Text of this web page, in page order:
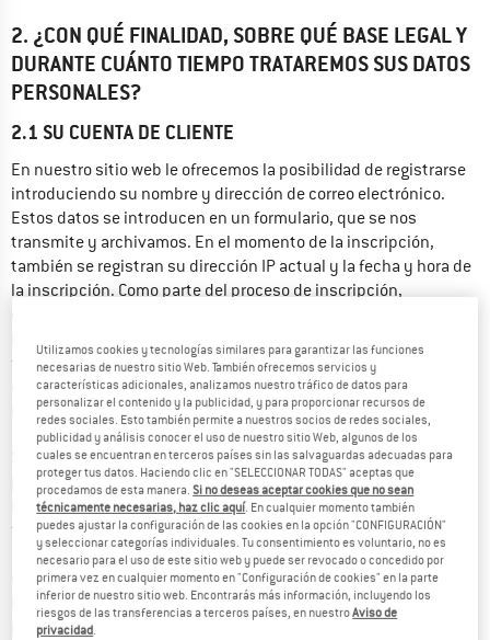
2. ¿CON QUÉ FINALIDAD, SOBRE QUÉ BASE LEGAL Y
DURANTE CUÁNTO TIEMPO TRATAREMOS SUS DATOS
PERSONALES?
2.1 SU CUENTA DE CLIENTE
En nuestro sitio web le ofrecemos la posibilidad de registrarse
introduciendo su nombre y dirección de correo electrónico.
Estos datos se introducen en un formulario, que se nos
transmite y archivamos. En el momento de la inscripción,
también se registran su dirección IP actual y la fecha y hora de
la inscripción. Como parte del proceso de inscripción,
datos. En la cuenta de cliente tiene a su disposición diversas
funciones y servicios. Sin embargo, no es obligatorio crear una
cuenta de usuario para realizar un pedido. También es posible
realizar pedidos a través de la "Función de invitado".
Si se registra para obtener una cuenta personal de cliente,
procesamos los datos de registro que nos proporciona para
configurar y gestionar su cuenta de cliente y para procesar
futuros pedidos. Como cliente registrado, usted tiene acceso
(mediante su dirección de correo electrónico y la contraseña
que ha creado) y puede acceder a las funciones y servicios
que allí se ofrecen. Por ejemplo, puede consultar su historial de
pedidos y guardar y modificar sus ajustes personales (por
Utilizamos cookies y tecnologías similares para garantizar las funciones
necesarias de nuestro sitio Web. También ofrecemos servicios y
características adicionales, analizamos nuestro tráfico de datos para
personalizar el contenido y la publicidad, y para proporcionar recursos de
redes sociales. Esto también permite a nuestros socios de redes sociales,
publicidad y análisis conocer el uso de nuestro sitio Web, algunos de los
cuales se encuentran en terceros países sin las salvaguardas adecuadas para
proteger tus datos. Haciendo clic en "SELECCIONAR TODAS" aceptas que
procedamos de esta manera.Si no deseas aceptar cookies que no sean
técnicamente necesarias, haz clic aquí. En cualquier momento también
puedes ajustar la configuración de las cookies en la opción "CONFIGURACIÓN"
y seleccionar categorías individuales. Tu consentimiento es voluntario, no es
necesario para el uso de este sitio web y puede ser revocado o concedido por
primera vez en cualquier momento en "Configuración de cookies" en la parte
inferior de nuestro sitio web. Encontrarás más información, incluyendo los
riesgos de las transferencias a terceros países, en nuestroAviso de
privacidad.